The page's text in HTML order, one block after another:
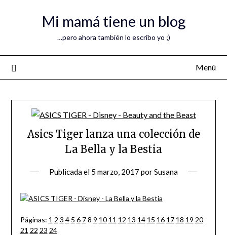
Mi mamá tiene un blog
…pero ahora también lo escribo yo ;)
Menú
Asics Tiger lanza una colección de
La Bella y la Bestia
Publicada el 5 marzo, 2017 porSusana
Páginas: 1 2 3 4 5 6 7 8 9 10 11 12 13 14 15 16 17 18 19 20
21 22 23 24